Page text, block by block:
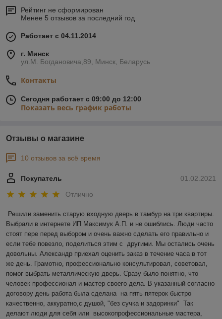
Рейтинг не сформирован
Менее 5 отзывов за последний год
Работает с 04.11.2014
г. Минск
ул.М. Богдановича,89, Минск, Беларусь
Контакты
Сегодня работает с 09:00 до 12:00
Показать весь график работы
Отзывы о магазине
10 отзывов за всё время
01.02.2021
Покупатель
Отлично
Решили заменить старую входную дверь в тамбур на три квартиры.
Выбрали в интернете ИП Максимук А.П. и не ошиблись. Люди часто
стоят пере перед выбором и очень важно сделать его правильно и
если тебе повезло, поделиться этим с  другими. Мы остались очень
довольны. Александр приехал оценить заказ в течение часа в тот
же день. Грамотно, профессионально консультировал, советовал,
помог выбрать металлическую дверь. Сразу было понятно, что
человек профессионал и мастер своего дела. В указанный согласно
договору день работа была сделана  на пять пятерок быстро
качественно, аккуратно,с душой, "без сучка и задоринки"  Так
делают люди для себя или  высокопрофессиональные мастера,